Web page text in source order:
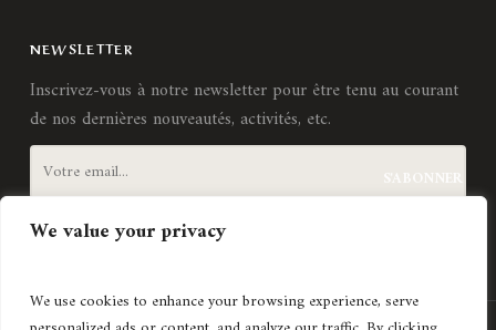
We value your privacy
We use cookies to enhance your browsing experience, serve
NEWSLETTER
Inscrivez-vous à notre newsletter pour être tenu au courant
de nos dernières nouveautés, activités, etc.
J'accepte lestermes et conditions